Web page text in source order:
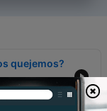
quejemos?